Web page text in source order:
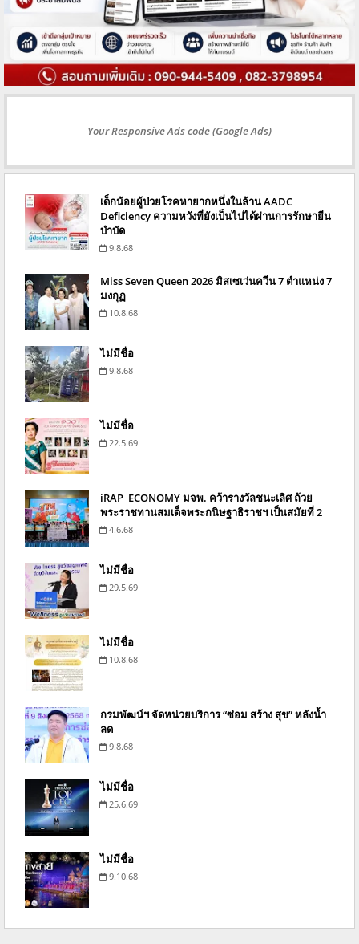
Your Responsive Ads code (Google Ads)
เด็กน้อยผู้ป่วยโรคหายากหนึ่งในล้าน AADC
Deficiency ความหวังที่ยังเป็นไปได้ผ่านการรักษายีน
บำบัด
9.8.68
Miss Seven Queen 2026 มิสเซเว่นควีน 7 ตำแหน่ง 7
มงกุฏ
10.8.68
ไม่มีชื่อ
9.8.68
ไม่มีชื่อ
22.5.69
iRAP_ECONOMY มจพ. คว้ารางวัลชนะเลิศ ถ้วย
พระราชทานสมเด็จพระกนิษฐาธิราชฯ เป็นสมัยที่ 2
4.6.68
ไม่มีชื่อ
29.5.69
ไม่มีชื่อ
10.8.68
กรมพัฒน์ฯ จัดหน่วยบริการ “ซ่อม สร้าง สุข” หลังน้ำ
ลด
9.8.68
ไม่มีชื่อ
25.6.69
ไม่มีชื่อ
9.10.68